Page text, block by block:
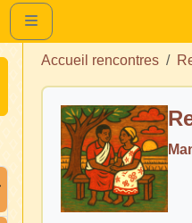
Accueil rencontres